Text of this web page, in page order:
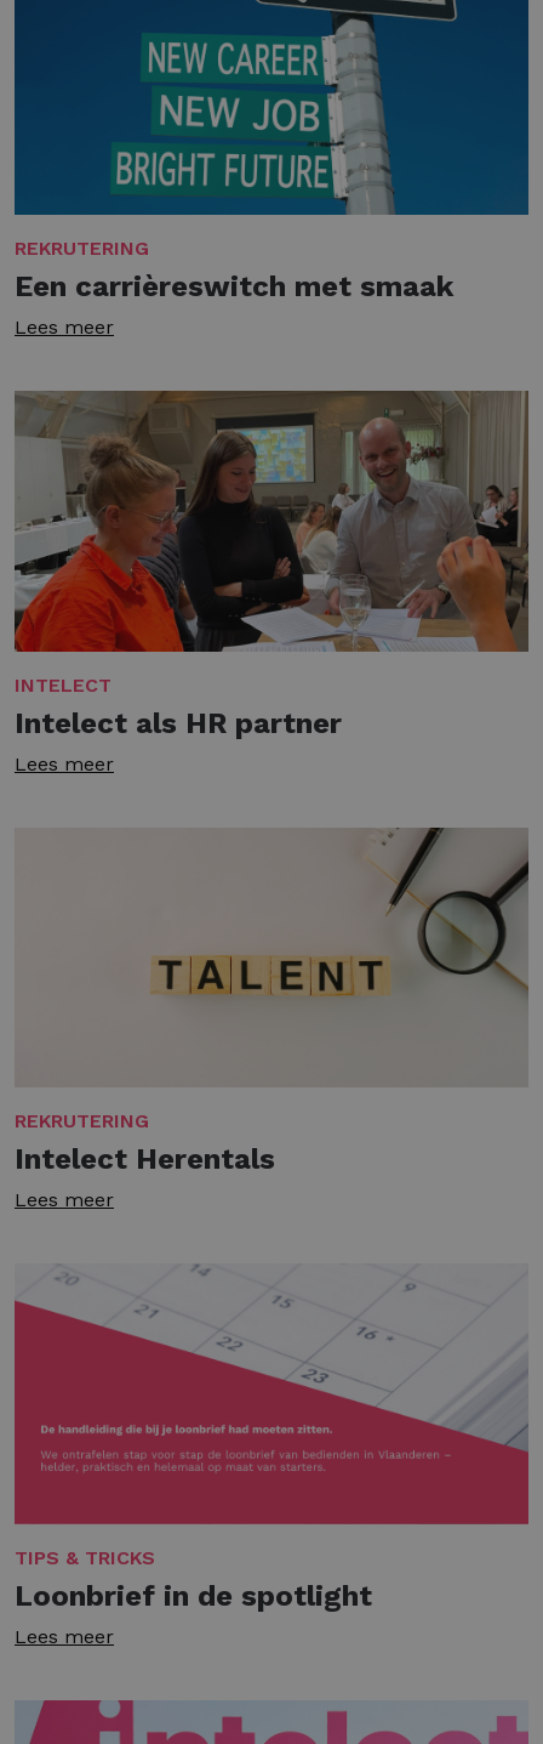
REKRUTERING
Een carrièreswitch met smaak
Lees meer
INTELECT
Intelect als HR partner
Lees meer
REKRUTERING
Intelect Herentals
Lees meer
TIPS & TRICKS
Loonbrief in de spotlight
Lees meer